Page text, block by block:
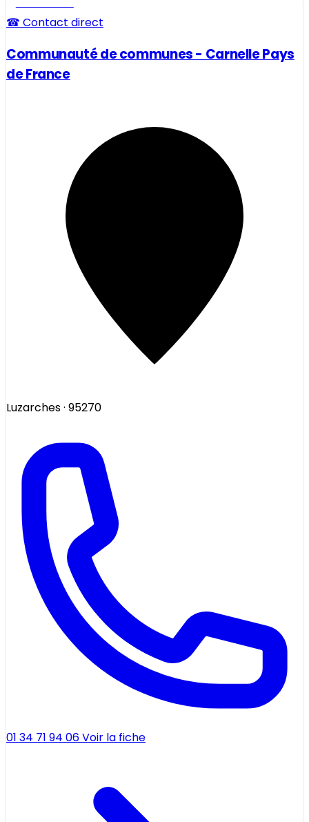
☎ Contact direct
Communauté de communes - Carnelle Pays
de France
Luzarches· 95270
01 34 71 94 06Voir la fiche